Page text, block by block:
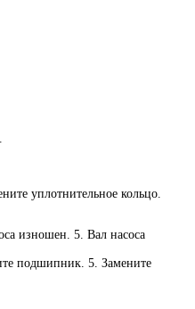
уплотнительное кольцо.
изношен. 5. Вал насоса
подшипник. 5. Замените